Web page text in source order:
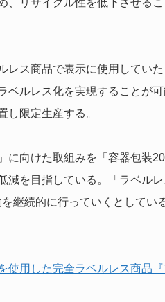
レス商品で表示に使用してい
ベルレス化を実現することが
し限定生産する。
に向けた取組みを「容器包装
減を目指している。「ラベル
継続的に行っていくとしている
使用した完全ラベルレス商品